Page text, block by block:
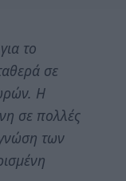
το
σε
Η
σε πολλές
των